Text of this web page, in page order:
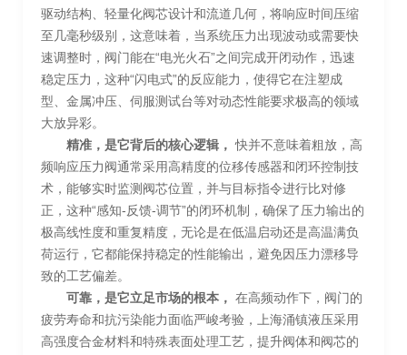
驱动结构、轻量化阀芯设计和流道几何，将响应时间压缩
至几毫秒级别，这意味着，当系统压力出现波动或需要快
速调整时，阀门能在“电光火石”之间完成开闭动作，迅速
稳定压力，这种“闪电式”的反应能力，使得它在注塑成
型、金属冲压、伺服测试台等对动态性能要求极高的领域
大放异彩。
精准，是它背后的核心逻辑， 快并不意味着粗放，高
频响应压力阀通常采用高精度的位移传感器和闭环控制技
术，能够实时监测阀芯位置，并与目标指令进行比对修
正，这种“感知-反馈-调节”的闭环机制，确保了压力输出的
极高线性度和重复精度，无论是在低温启动还是高温满负
荷运行，它都能保持稳定的性能输出，避免因压力漂移导
致的工艺偏差。
可靠，是它立足市场的根本， 在高频动作下，阀门的
疲劳寿命和抗污染能力面临严峻考验，上海涌镇液压采用
高强度合金材料和特殊表面处理工艺，提升阀体和阀芯的